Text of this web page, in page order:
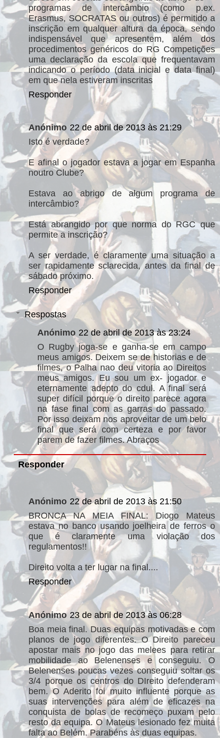
programas de intercâmbio (como p.ex.
Erasmus, SOCRATAS ou outros) é permitido a
inscrição em qualquer altura da época, sendo
indispensável que apresentem, além dos
procedimentos genéricos do RG Competições
uma declaração da escola que frequentavam
indicando o período (data inicial e data final)
em que nela estiveram inscritas
Responder
Anónimo 22 de abril de 2013 às 21:29
Isto é verdade?
E afinal o jogador estava a jogar em Espanha
noutro Clube?
Estava ao abrigo de algum programa de
intercâmbio?
Está abrangido por que norma do RGC que
permite a inscrição?
A ser verdade, é claramente uma situação a
ser rapidamente sclarecida, antes da final de
sábado próximo.
Responder
Respostas
Anónimo 22 de abril de 2013 às 23:24
O Rugby joga-se e ganha-se em campo
meus amigos. Deixem se de historias e de
filmes, o Palha nao deu vitoria ao Direitos
meus amigos. Eu sou um ex- jogador e
eternamente adepto do cdul. A final será
super difícil porque o direito parece agora
na fase final com as garras do passado.
Por isso deixam nos aproveitar de um belo
final que será com certeza e por favor
parem de fazer filmes. Abraços
Responder
Anónimo 22 de abril de 2013 às 21:50
BRONCA NA MEIA FINAL: Diogo Mateus
estava no banco usando joelheira de ferros o
que é claramente uma violação dos
regulamentos!!
Direito volta a ter lugar na final....
Responder
Anónimo 23 de abril de 2013 às 06:28
Boa meia final. Duas equipas motivadas e com
planos de jogo diferentes. O Direito pareceu
apostar mais no jogo das melees para retirar
mobilidade ao Belenenses e conseguiu. O
Belenenses poucas vezes conseguiu soltar os
3/4 porque os centros do DIreito defenderam
bem. O Aderito foi muito influente porque as
suas intervenções para além de eficazes na
conquista de bolas de recomeço puxam pelo
resto da equipa. O Mateus lesionado fez muita
falta ao Belém. Parabéns às duas equipas.